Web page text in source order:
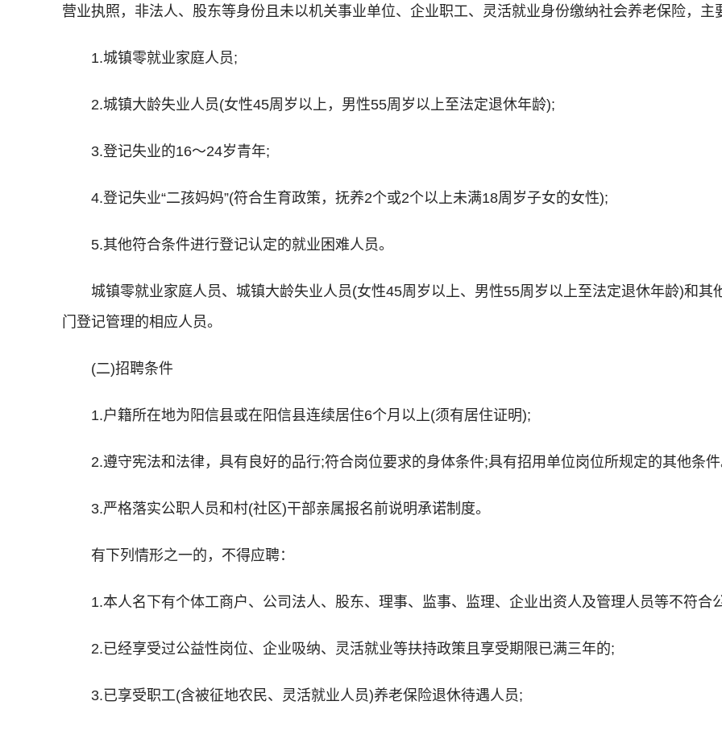
营业执照，非法人、股东等身份且未以机关事业单位、企业职工、灵活就业身份缴纳社会养老保险，主
1.城镇零就业家庭人员;
2.城镇大龄失业人员(女性45周岁以上，男性55周岁以上至法定退休年龄);
3.登记失业的16～24岁青年;
4.登记失业“二孩妈妈”(符合生育政策，抚养2个或2个以上未满18周岁子女的女性);
5.其他符合条件进行登记认定的就业困难人员。
城镇零就业家庭人员、城镇大龄失业人员(女性45周岁以上、男性55周岁以上至法定退休年龄)和
门登记管理的相应人员。
(二)招聘条件
1.户籍所在地为阳信县或在阳信县连续居住6个月以上(须有居住证明);
2.遵守宪法和法律，具有良好的品行;符合岗位要求的身体条件;具有招用单位岗位所规定的其他条件
3.严格落实公职人员和村(社区)干部亲属报名前说明承诺制度。
有下列情形之一的，不得应聘：
1.本人名下有个体工商户、公司法人、股东、理事、监事、监理、企业出资人及管理人员等不符合
2.已经享受过公益性岗位、企业吸纳、灵活就业等扶持政策且享受期限已满三年的;
3.已享受职工(含被征地农民、灵活就业人员)养老保险退休待遇人员;